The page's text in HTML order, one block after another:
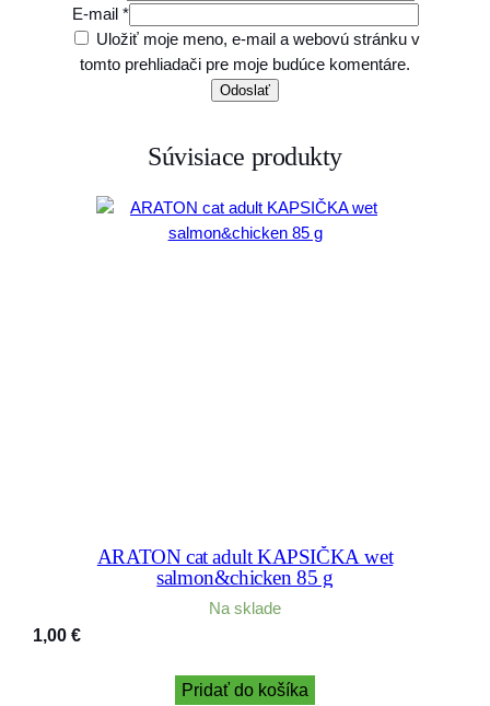
E-mail *
Uložiť moje meno, e-mail a webovú stránku v
tomto prehliadači pre moje budúce komentáre.
Súvisiace produkty
ARATON cat adult KAPSIČKA wet
salmon&chicken 85 g
Na sklade
1,00 €
Pridať do košíka